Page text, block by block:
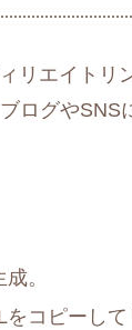
リエイトリ
ログやSNS
。
コピーし